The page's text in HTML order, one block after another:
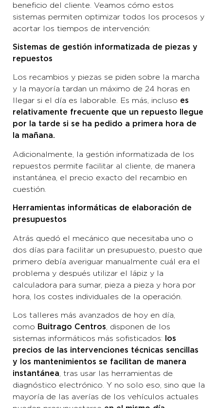
beneficio del cliente. Veamos cómo estos
sistemas permiten optimizar todos los procesos y
acortar los tiempos de intervención:
Sistemas de gestión informatizada de piezas y
repuestos
Los recambios y piezas se piden sobre la marcha
y la mayoría tardan un máximo de 24 horas en
llegar si el día es laborable. Es más, incluso es
relativamente frecuente que un repuesto llegue
por la tarde si se ha pedido a primera hora de
la mañana.
Adicionalmente, la gestión informatizada de los
repuestos permite facilitar al cliente, de manera
instantánea, el precio exacto del recambio en
cuestión.
Herramientas informáticas de elaboración de
presupuestos
Atrás quedó el mecánico que necesitaba uno o
dos días para facilitar un presupuesto, puesto que
primero debía averiguar manualmente cuál era el
problema y después utilizar el lápiz y la
calculadora para sumar, pieza a pieza y hora por
hora, los costes individuales de la operación.
Los talleres más avanzados de hoy en día,
como Buitrago Centros , disponen de los
sistemas informáticos más sofisticados:
los
precios de las intervenciones técnicas sencillas
y los mantenimientos se facilitan de manera
instantánea , tras usar las herramientas de
diagnóstico electrónico. Y no solo eso, sino que la
mayoría de las averías de los vehículos actuales